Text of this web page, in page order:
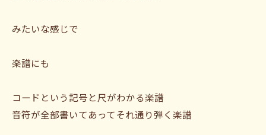
みたいな感じで
楽譜にも
コードという記号と尺がわかる楽譜
音符が全部書いてあってそれ通り弾く楽譜